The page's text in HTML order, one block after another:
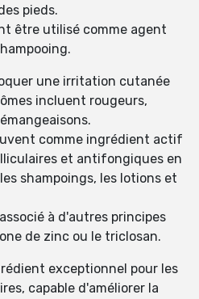
pieds.
être utilisé comme agent
une irritation cutanée
incluent rougeurs,
comme ingrédient actif
et antifongiques en
shampoings, les lotions et
à d'autres principes
de zinc ou le triclosan.
exceptionnel pour les
capable d'améliorer la